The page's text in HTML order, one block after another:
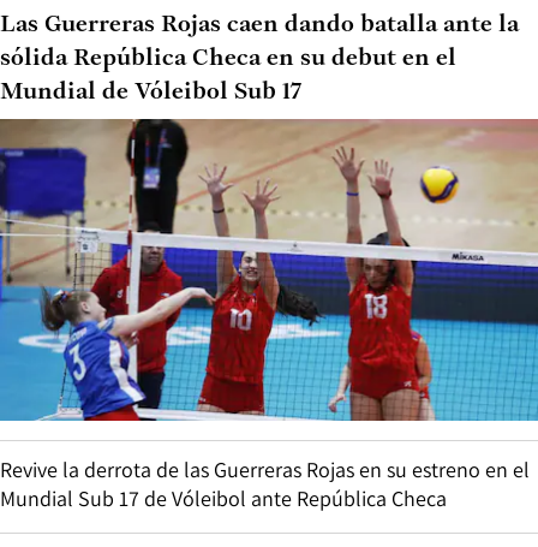
Las Guerreras Rojas caen dando batalla ante la
sólida República Checa en su debut en el
Mundial de Vóleibol Sub 17
Revive la derrota de las Guerreras Rojas en su estreno en el
Mundial Sub 17 de Vóleibol ante República Checa